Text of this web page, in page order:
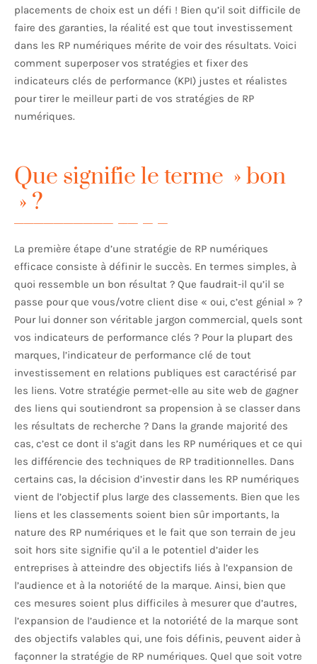
placements de choix est un défi ! Bien qu’il soit difficile de
faire des garanties, la réalité est que tout investissement
dans les RP numériques mérite de voir des résultats. Voici
comment superposer vos stratégies et fixer des
indicateurs clés de performance (KPI) justes et réalistes
pour tirer le meilleur parti de vos stratégies de RP
numériques.
Que signifie le terme » bon
» ?
La première étape d’une stratégie de RP numériques
efficace consiste à définir le succès. En termes simples, à
quoi ressemble un bon résultat ? Que faudrait-il qu’il se
passe pour que vous/votre client dise « oui, c’est génial » ?
Pour lui donner son véritable jargon commercial, quels sont
vos indicateurs de performance clés ? Pour la plupart des
marques, l’indicateur de performance clé de tout
investissement en relations publiques est caractérisé par
les liens. Votre stratégie permet-elle au site web de gagner
des liens qui soutiendront sa propension à se classer dans
les résultats de recherche ? Dans la grande majorité des
cas, c’est ce dont il s’agit dans les RP numériques et ce qui
les différencie des techniques de RP traditionnelles. Dans
certains cas, la décision d’investir dans les RP numériques
vient de l’objectif plus large des classements. Bien que les
liens et les classements soient bien sûr importants, la
nature des RP numériques et le fait que son terrain de jeu
soit hors site signifie qu’il a le potentiel d’aider les
entreprises à atteindre des objectifs liés à l’expansion de
l’audience et à la notoriété de la marque. Ainsi, bien que
ces mesures soient plus difficiles à mesurer que d’autres,
l’expansion de l’audience et la notoriété de la marque sont
des objectifs valables qui, une fois définis, peuvent aider à
façonner la stratégie de RP numériques. Quel que soit votre